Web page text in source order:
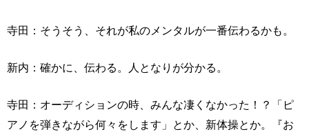
寺田：そうそう、それが私のメンタルが一番伝わるかも。
新内：確かに、伝わる。人となりが分かる。
寺田：オーディションの時、みんな凄くなかった！？「ピ
アノを弾きながら何々をします」とか、新体操とか。『お